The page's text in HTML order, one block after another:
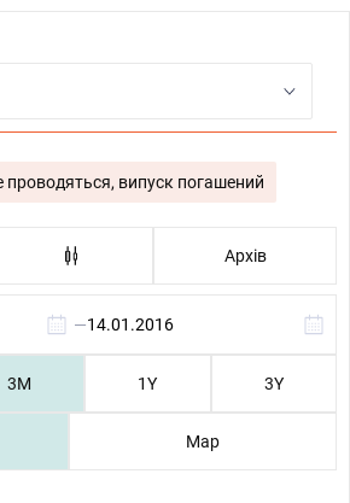
проводяться, випуск погашений
Архів
—
3М 1Y 3Y
Map